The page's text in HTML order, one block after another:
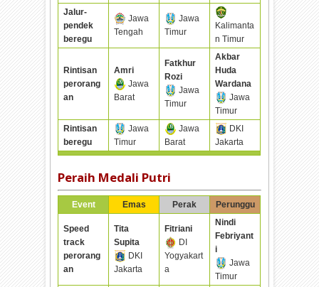
Jalur-
pendek
beregu
Jawa
Tengah
Jawa
Timur
Kalimanta
n Timur
Rintisan
perorang
an
Amri
Jawa
Barat
Fatkhur
Rozi
Jawa
Timur
Akbar
Huda
Wardana
Jawa
Timur
Rintisan
beregu
Jawa
Timur
Jawa
Barat
DKI
Jakarta
Peraih Medali Putri
Event Emas Perak Perunggu
Speed
track
perorang
an
Tita
Supita
DKI
Jakarta
Fitriani
DI
Yogyakart
a
Nindi
Febriyant
i
Jawa
Timur